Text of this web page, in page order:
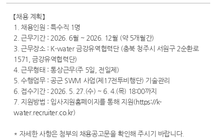
【채용 계획】
1. 채용인원 : 특수직 1명
2. 근무기간 : 2026. 6월 ~ 2026. 12월 (약 5개월간)
3. 근무장소 : K-water 금강유역협력단 (충북 청주시 서원구 2순환로
1571, 금강유역협력단)
4. 근무형태 : 통상근무(주 5일, 전일제)
5. 수행업무 : 공군 SWM 사업(제17전투비행단) 기술관리
6. 접수기간 : 2026. 5. 27.(수) ~ 6. 4.(목) 18:00까지
7. 지원방법 : 입사지원홈페이지를 통해 지원(https://k-
water.recruiter.co.kr)
* 자세한 사항은 첨부의 채용공고문을 확인해 주시기 바랍니다.